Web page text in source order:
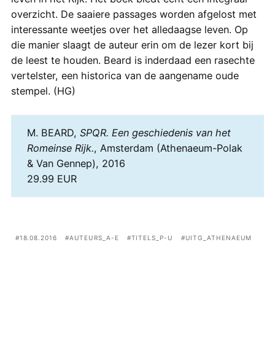
overzicht. De saaiere passages worden afgelost met
interessante weetjes over het alledaagse leven. Op
die manier slaagt de auteur erin om de lezer kort bij
de leest te houden. Beard is inderdaad een rasechte
vertelster, een historica van de aangename oude
stempel. (HG)
M. BEARD, SPQR. Een geschiedenis van het
Romeinse Rijk., Amsterdam (Athenaeum-Polak
& Van Gennep), 2016
29.99 EUR
18.08.2016 AUTEURS_A-E TITELS_P-U UITG_ATHENAEUM